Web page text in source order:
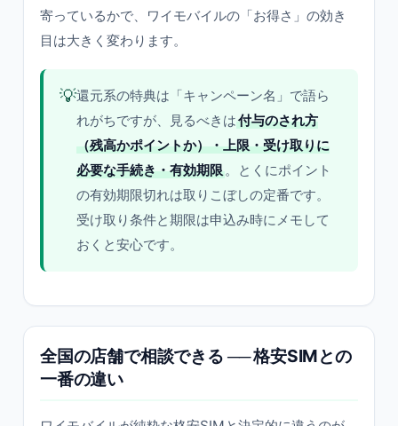
寄っているかで、ワイモバイルの「お得さ」の効き
目は大きく変わります。
💡還元系の特典は「キャンペーン名」で語ら
れがちですが、見るべきは付与のされ方
（残高かポイントか）・上限・受け取りに
必要な手続き・有効期限。とくにポイント
の有効期限切れは取りこぼしの定番です。
受け取り条件と期限は申込み時にメモして
おくと安心です。
全国の店舗で相談できる ── 格安SIMとの
一番の違い